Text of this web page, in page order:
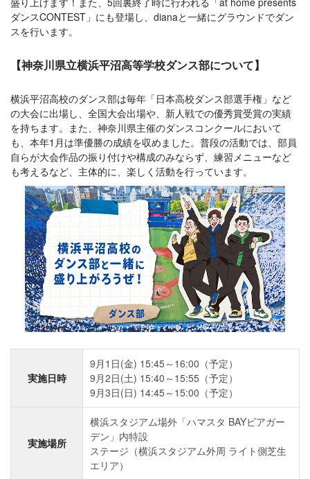
ダンスCONTEST」にも登場し、dianaと一緒にグラウンドでダン
スを行います。
【神奈川県立横浜平沼高等学校ダンス部について】
横浜平沼高校のダンス部は毎年「日本高校ダンス部選手権」など
の大会に出場し、全国大会出場や、新人戦での優秀賞受賞の実績
を持ちます。また、神奈川県主催のダンスコンクールにおいて
も、本年1月は準優勝の成績を収めました。普段の活動では、部員
自らが大会作品の振り付けや構成のみならず、練習メニューなど
も考えるなど、主体的に、楽しく活動を行っています。
実施日時
9月1日(金) 15:45～16:00（予定）
9月2日(土) 15:40～15:55（予定）
9月3日(日) 14:45～15:00（予定）
実施場所
横浜スタジアム場外「ハマスタ BAYビアガー
デン」内特設
ステージ（横浜スタジアム外周 ライト側芝生
エリア）